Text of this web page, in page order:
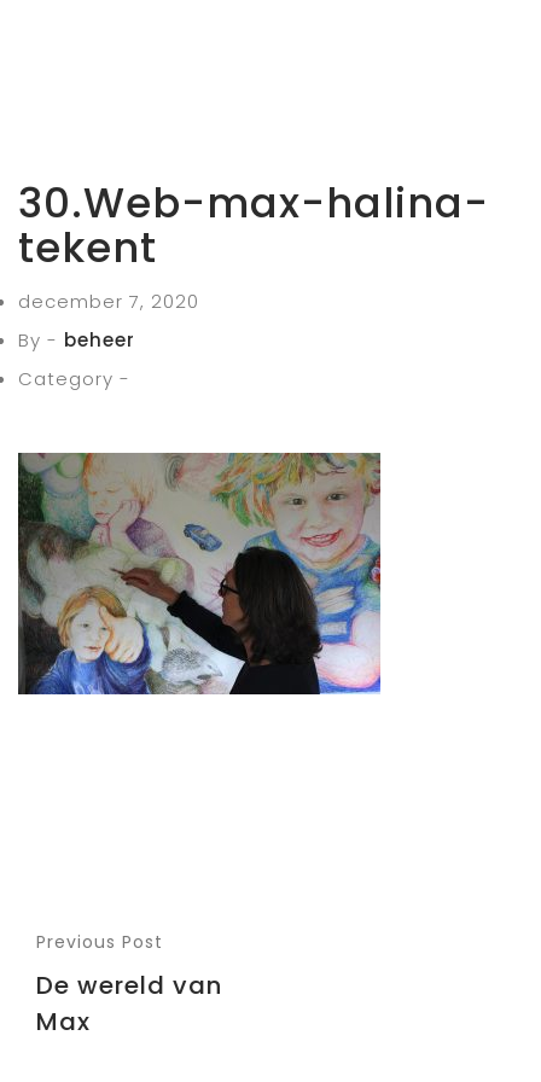
30.Web-max-halina-
tekent
december 7, 2020
By - beheer
Category -
Previous Post
De wereld van
Max